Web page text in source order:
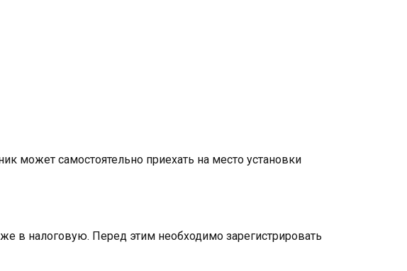
может самостоятельно приехать на место установки
в налоговую. Перед этим необходимо зарегистрировать